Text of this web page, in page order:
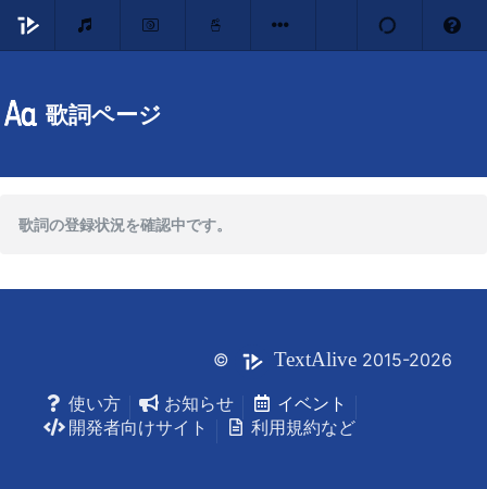
歌詞ページ
歌詞の登録状況を確認中です。
© TextAlive 2015-2026
使い方
お知らせ
イベント
開発者向けサイト
利用規約など